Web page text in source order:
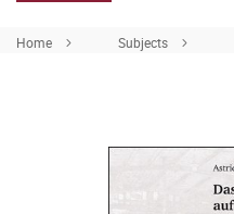
Home Subjects